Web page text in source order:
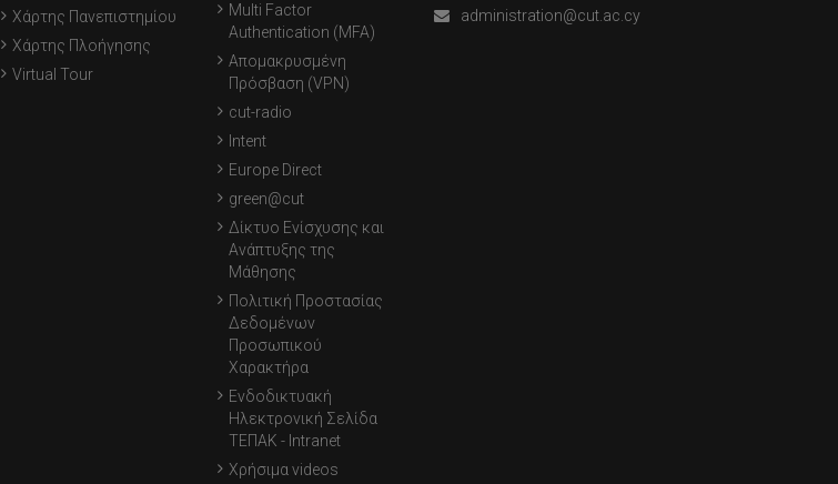
Χάρτης Πανεπιστημίου
Χάρτης Πλοήγησης
Virtual Tour
Multi Factor
Authentication (MFA)
Απομακρυσμένη
Πρόσβαση (VPN)
cut-radio
Intent
Europe Direct
green@cut
Δίκτυο Ενίσχυσης και
Ανάπτυξης της
Μάθησης
Πολιτική Προστασίας
Δεδομένων
Προσωπικού
Χαρακτήρα
Ενδοδικτυακή
Ηλεκτρονική Σελίδα
ΤΕΠΑΚ - Intranet
Χρήσιμα videos
administration@cut.ac.cy